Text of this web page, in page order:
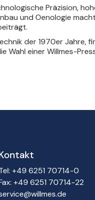
Präzision,
und Oenologie
der 1970er Jahre,
Wahl einer Willmes-
+49 6251 70714-0
+49 6251 70714-22